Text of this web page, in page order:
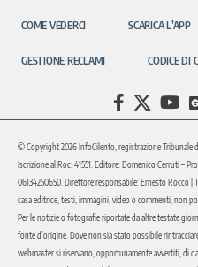
COME VEDERCI SCARICA L’APP
GESTIONE RECLAMI CODICE DI
© Copyright 2026 InfoCilento, registrazione Tribunale
Iscrizione al Roc: 41551. Editore: Domenico Cerruti –
06134250650. Direttore responsabile: Ernesto Rocco
casa editrice, testi, immagini, video o commenti, non
Per le notizie o fotografie riportate da altre testate
fonte d’origine. Dove non sia stato possibile
webmaster si riservano, opportunamente avvertiti, di